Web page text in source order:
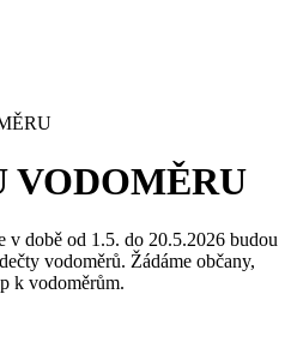
VODOMĚRU
v době od 1.5. do 20.5.2026 budou
vodoměrů. Žádáme občany,
k vodoměrům.